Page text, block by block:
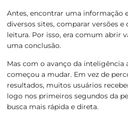
Antes, encontrar uma informação
diversos sites, comparar versões
leitura. Por isso, era comum abrir
uma conclusão.
Mas com o avanço da inteligência
começou a mudar. Em vez de
resultados, muitos usuários
logo nos primeiros segundos da
busca mais rápida e direta.